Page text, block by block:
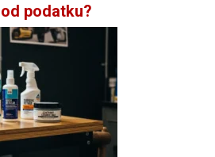
podatku?